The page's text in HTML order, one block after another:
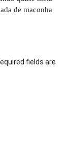
de maconha
fields are